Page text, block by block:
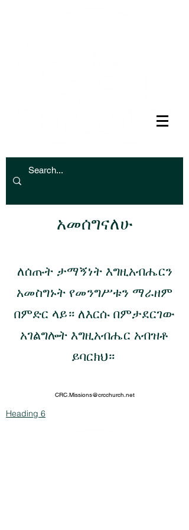
አመሰግናለሁ
ለሰጡት ታማኝነት እግዚአብሔርን
አመስግኑት የመንግሥቱን ማራዘም
በምድር ላይ። ለእርሱ በምታደርገው
አገልግሎት እግዚአብሔር አብዝቶ
ይባርክህ።
CRC.Missions@crcchurch.net
Heading 6